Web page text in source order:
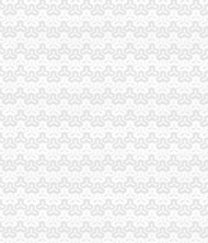
理注销分公司企业评审工作提出
查公告工作
练抽考和竞赛正式开考
办注销分公司谋划2007年工作
桥农贸市场视察工作
率领直属局组织企业赴万州开展
进工商所12315分类监管平台应用
行动